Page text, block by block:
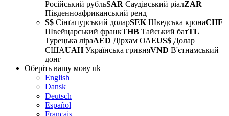
Російський рубльSAR Саудівський ріалZAR
Південноафриканський ренд
S$ Сінґапурський доларSEK Шведська кронаCHF
Швейцарський франкTHB Тайський батTL
Турецька ліраAED Дірхам ОАЕUS$ Долар
СШАUAHУкраїнська гривняVND В'єтнамський
донг
Оберіть вашу мову uk
English
Dansk
Deutsch
Español
Français